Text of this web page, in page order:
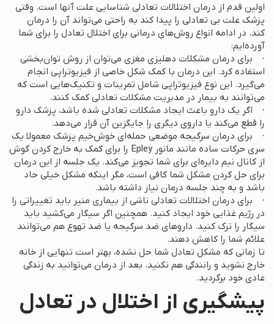
اولین قدم از درمان اختلالات تعادلی شناسایی علت آنها است. وقتی
پزشک علت بی تعادلی را پیدا کند به راحتی می‌تواند آن را درمان
کند. در ادامه انواع روش‌های درمانی برای اختلال تعادل را برای شما
آورده‌ایم:
· برای درمان مشکلات دهلیزی مغزی می‌توان از روش توان‌بخشی
استفاده کرد. این درمان با کمک شکل خاصی از فیزیوتراپی انجام
می‌گیرد. این نوع فیزیوتراپی شامل تمرینات و تکنیک‌هایی است که
می‌توانند به بیمار در مدیریت مشکلات تعادلی کمک کنند.
· اگر یک دارو باعث ایجاد مشکلات تعادلی شده باشد، پزشک دارو
را قطع می‌کند یا داروی دیگری را جایگزین آن قرار می‌دهد.
· برای درمان سرگیجه موضعی حمله‌ای خوش‌خیم پزشک معمولا یک
سری حرکات ساده مانند مانور Epley را برای کمک به خارج کردن گوش
از کانال نیم دایره‌ای برای شما تجویز می‌کند. یک جلسه از این درمان
برای حل کردن مشکل شما کافی است، مگر اینکه مشکل خیلی حاد
باشد و به چند جلسه درمان نیاز داشته باشد.
· برای درمان اختلالات تعادلی ناشی از بیماری منیر باید تغییراتی را
در رژیم غذایی خود ایجاد کنید. همچنین اگر سیگار می‌کشید باید
سیگار را ترک کنید. داروهای ضد سرگیجه یا ضد تهوع هم می‌توانند
علائم شما را کاهش دهند.
تا زمانی که مشکل تعادل شما حل نشده، بهتر است تنهایی از خانه
خارج نشوید و رانندگی هم نکنید. بعد از درمان می‌توانید به زندگی
عادی خود برگردید.
پیشگیری از اختلال در تعادل